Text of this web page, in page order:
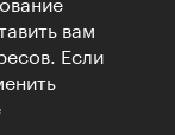
вам
Если